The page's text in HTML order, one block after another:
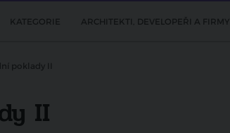
KATEGORIE ARCHITEKTI, DEVELOPEŘI A FIRMY
poklady II
II